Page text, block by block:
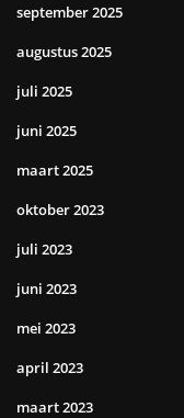
september 2025
augustus 2025
juli 2025
juni 2025
maart 2025
oktober 2023
juli 2023
juni 2023
mei 2023
april 2023
maart 2023